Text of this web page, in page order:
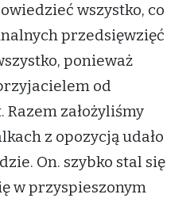
wszystko, co
przedsięwzięć
ponieważ
od
założyliśmy
z opozycją udało
On. szybko stal się
w przyspieszonym